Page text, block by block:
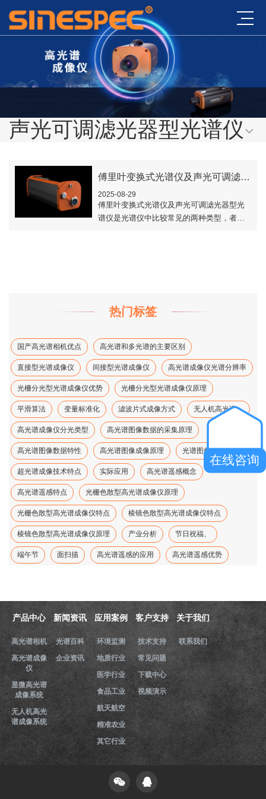
声光可调滤光器型光谱仪
傅里叶变换式光谱仪及声光可调滤光器型光谱仪
2025-08-29
傅里叶变换式光谱仪及声光可调滤光器型光
谱仪是光谱仪中比较常见的两种类型，者两
热门标签
国产高光谱相机优点 高光谱和多光谱的主要区别
直接型光谱成像仪 间接型光谱成像仪 高光谱成像仪光谱分辨率
光柵分光型光谱成像仪优势 光柵分光型光谱成像仪原理
平滑算法 变量标准化 滤波片式成像方式 无人机高光谱、
高光谱成像仪分光类型 高光谱图像数据的采集原理
高光谱图像数据特性 高光谱图像成像原理 光谱图像降维方法
超光谱成像技术特点 实际应用 高光谱遥感概念
高光谱遥感特点 光栅色散型高光谱成像仪原理
光栅色散型高光谱成像仪特点 棱镜色散型高光谱成像仪特点
棱镜色散型高光谱成像仪原理 产业分析 节日祝福、
端午节 面扫描 高光谱遥感的应用 高光谱遥感优势
产品中心
高光谱相机
高光谱成像
仪
显微高光谱
成像系统
无人机高光
谱成像系统
新闻资讯
光谱百科
企业资讯
应用案例
环境监测
地质行业
医学行业
食品工业
航天航空
精准农业
其它行业
客户支持
技术支持
常见问题
下载中心
视频演示
关于我们
联系我们
在线咨询